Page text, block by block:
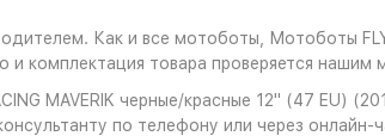
Как и все мотоботы, Мотоботы
комплектация товара проверяется нашим
MAVERIK черные/красные 12" (47 EU)
по телефону или через онлайн-